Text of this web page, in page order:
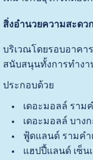
สิ่งอำนวยความสะดว
บริเวณโดยรอบอาคา
สนับสนุนทั้งการทำง
ประกอบด้วย
เดอะมอลล์ ราม
เดอะมอลล์ บางก
ฟู้ดแลนด์ รามคำ
แฮปปี้แลนด์ เซ็น